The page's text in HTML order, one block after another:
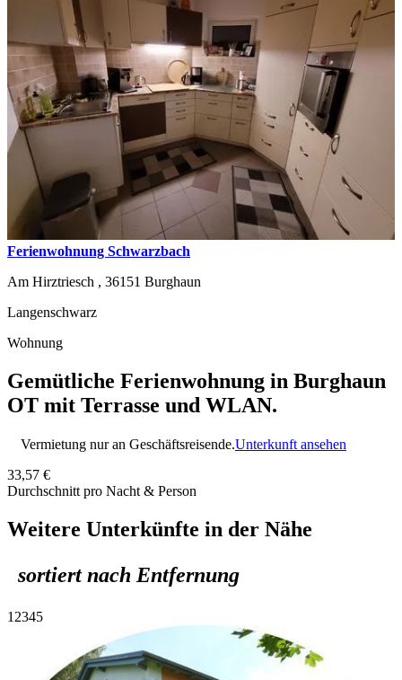
Ferienwohnung Schwarzbach
Am Hirztriesch , 36151 Burghaun
Langenschwarz
Wohnung
Gemütliche Ferienwohnung in Burghaun
OT mit Terrasse und WLAN.
Vermietung nur an Geschäftsreisende.Unterkunft ansehen
33,57 €
Durchschnitt pro Nacht & Person
Weitere Unterkünfte in der Nähe
sortiert nach Entfernung
1 2345